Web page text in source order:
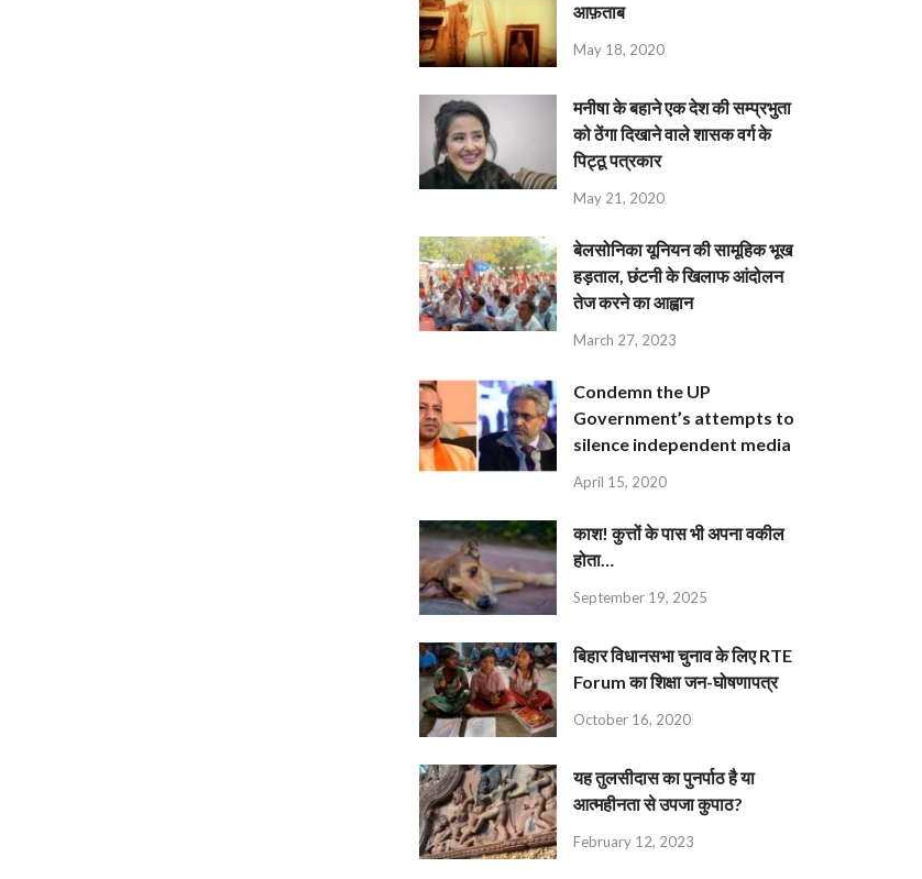
आफ़ताब
May 18, 2020
मनीषा के बहाने एक देश की सम्प्रभुता
को ठेंगा दिखाने वाले शासक वर्ग के
पिट्ठू पत्रकार
May 21, 2020
बेलसोनिका यूनियन की सामूहिक भूख
हड़ताल, छंटनी के खिलाफ आंदोलन
तेज करने का आह्वान
March 27, 2023
Condemn the UP
Government’s attempts to
silence independent media
April 15, 2020
काश! कुत्तों के पास भी अपना वकील
होता…
September 19, 2025
बिहार विधानसभा चुनाव के लिए RTE
Forum का शिक्षा जन-घोषणापत्र
October 16, 2020
यह तुलसीदास का पुनर्पाठ है या
आत्महीनता से उपजा कुपाठ?
February 12, 2023